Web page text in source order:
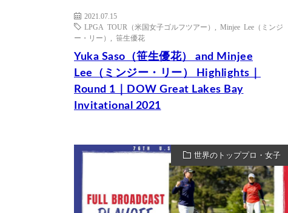
2021.07.15
LPGA TOUR（米国女子ゴルフツアー）
Minjee Lee（ミンジ
ー・リー）
笹生優花
Yuka Saso（笹生優花） and Minjee
Lee（ミンジー・リー） Highlights｜
Round 1｜DOW Great Lakes Bay
Invitational 2021
世界のトッププロ・女子